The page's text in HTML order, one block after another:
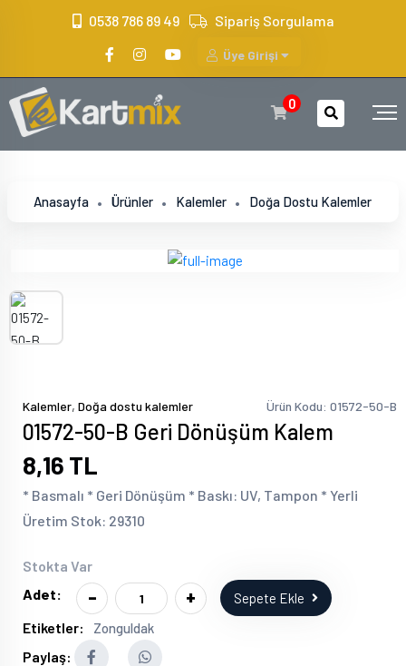
0538 786 89 49 Sipariş Sorgulama
Üye Girişi
0
Anasayfa Ürünler Kalemler Doğa Dostu Kalemler
Kalemler, Doğa dostu kalemler Ürün Kodu: 01572-50-B
01572-50-B Geri Dönüşüm Kalem
8,16 TL
* Basmalı * Geri Dönüşüm * Baskı: UV, Tampon * Yerli
Üretim Stok: 29310
Stokta Var
Adet:
- + Sepete Ekle
Etiketler: Zonguldak
Paylaş: